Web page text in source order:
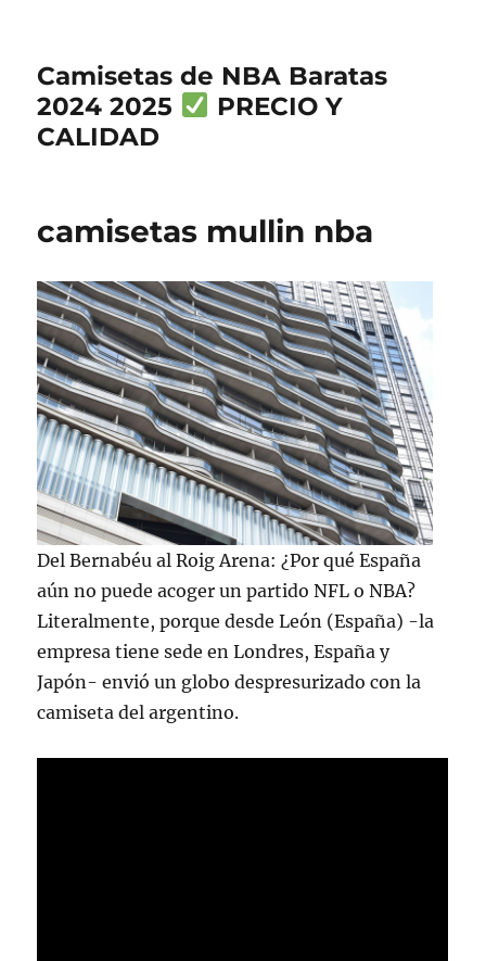
Camisetas de NBA Baratas
2024 2025
PRECIO Y
CALIDAD
camisetas mullin nba
Del Bernabéu al Roig Arena: ¿Por qué España
aún no puede acoger un partido NFL o NBA?
Literalmente, porque desde León (España) -la
empresa tiene sede en Londres, España y
Japón- envió un globo despresurizado con la
camiseta del argentino.